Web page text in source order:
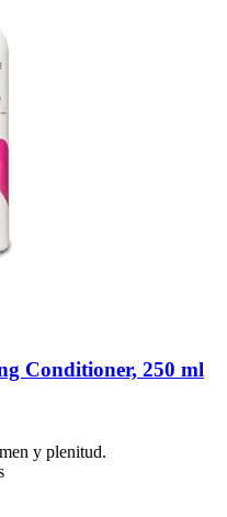
Conditioner, 250 ml
y plenitud.